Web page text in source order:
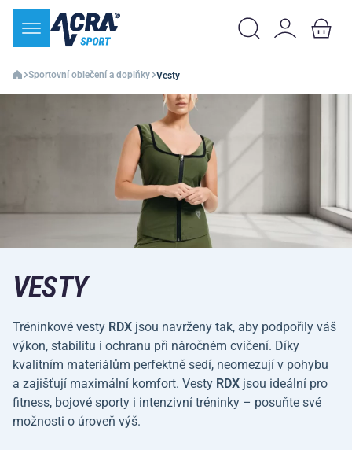
Sportovní oblečení a doplňky Vesty
VESTY
Tréninkové vesty RDX jsou navrženy tak, aby podpořily váš
výkon, stabilitu i ochranu při náročném cvičení. Díky
kvalitním materiálům perfektně sedí, neomezují v pohybu
a zajišťují maximální komfort. Vesty RDX jsou ideální pro
fitness, bojové sporty i intenzivní tréninky – posuňte své
možnosti o úroveň výš.